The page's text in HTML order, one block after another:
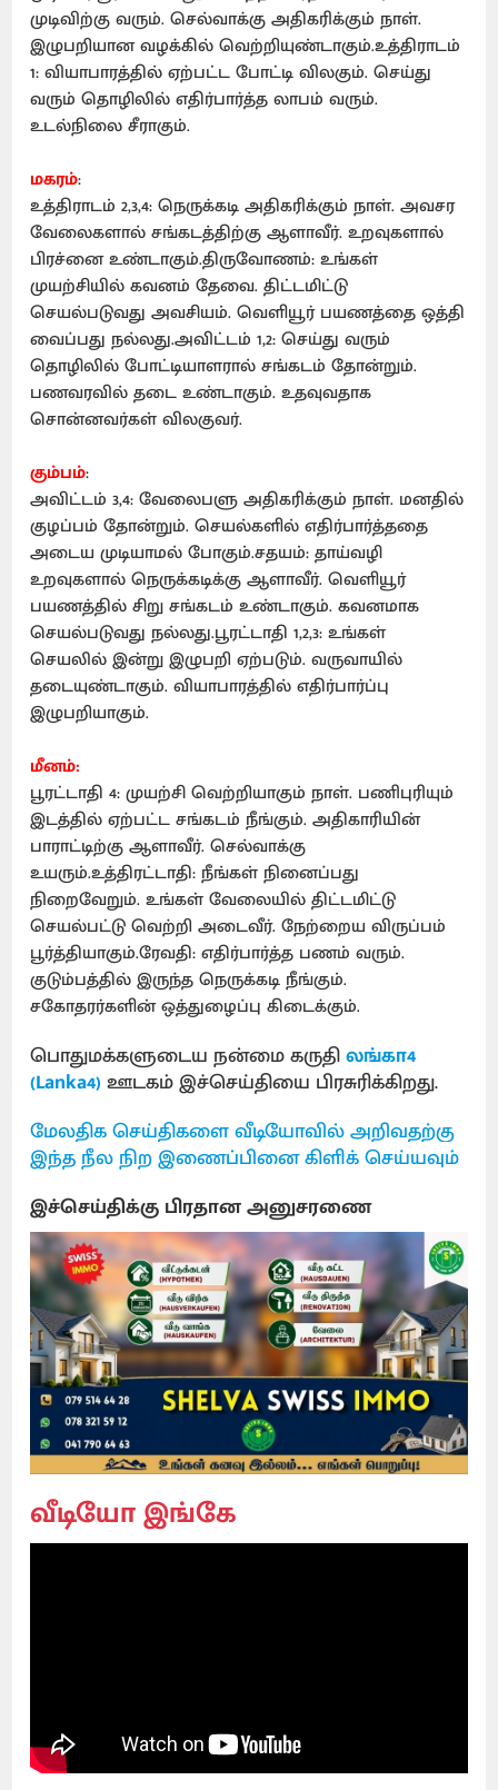
முடிவிற்கு வரும். செல்வாக்கு அதிகரிக்கும் நாள்.
இழுபறியான வழக்கில் வெற்றியுண்டாகும்.உத்திராடம்
1: வியாபாரத்தில் ஏற்பட்ட போட்டி விலகும். செய்து
வரும் தொழிலில் எதிர்பார்த்த லாபம் வரும்.
உடல்நிலை சீராகும்.
மகரம்:
உத்திராடம் 2,3,4: நெருக்கடி அதிகரிக்கும் நாள். அவசர
வேலைகளால் சங்கடத்திற்கு ஆளாவீர். உறவுகளால்
பிரச்னை உண்டாகும்.திருவோணம்: உங்கள்
முயற்சியில் கவனம் தேவை. திட்டமிட்டு
செயல்படுவது அவசியம். வெளியூர் பயணத்தை ஒத்தி
வைப்பது நல்லது.அவிட்டம் 1,2: செய்து வரும்
தொழிலில் போட்டியாளரால் சங்கடம் தோன்றும்.
பணவரவில் தடை உண்டாகும். உதவுவதாக
சொன்னவர்கள் விலகுவர்.
கும்பம்:
அவிட்டம் 3,4: வேலைபளு அதிகரிக்கும் நாள். மனதில்
குழப்பம் தோன்றும். செயல்களில் எதிர்பார்த்ததை
அடைய முடியாமல் போகும்.சதயம்: தாய்வழி
உறவுகளால் நெருக்கடிக்கு ஆளாவீர். வெளியூர்
பயணத்தில் சிறு சங்கடம் உண்டாகும். கவனமாக
செயல்படுவது நல்லது.பூரட்டாதி 1,2,3: உங்கள்
செயலில் இன்று இழுபறி ஏற்படும். வருவாயில்
தடையுண்டாகும். வியாபாரத்தில் எதிர்பார்ப்பு
இழுபறியாகும்.
மீனம்:
பூரட்டாதி 4: முயற்சி வெற்றியாகும் நாள். பணிபுரியும்
இடத்தில் ஏற்பட்ட சங்கடம் நீங்கும். அதிகாரியின்
பாராட்டிற்கு ஆளாவீர். செல்வாக்கு
உயரும்.உத்திரட்டாதி: நீங்கள் நினைப்பது
நிறைவேறும். உங்கள் வேலையில் திட்டமிட்டு
செயல்பட்டு வெற்றி அடைவீர். நேற்றைய விருப்பம்
பூர்த்தியாகும்.ரேவதி: எதிர்பார்த்த பணம் வரும்.
குடும்பத்தில் இருந்த நெருக்கடி நீங்கும்.
சகோதரர்களின் ஒத்துழைப்பு கிடைக்கும்.
பொதுமக்களுடைய நன்மை கருதிலங்கா4
(Lanka4) ஊடகம் இச்செய்தியை பிரசுரிக்கிறது.
மேலதிக செய்திகளை வீடியோவில் அறிவதற்கு
இந்த நீல நிற இணைப்பினை கிளிக் செய்யவும்
இச்செய்திக்கு பிரதான அனுசரணை
வீடியோ இங்கே